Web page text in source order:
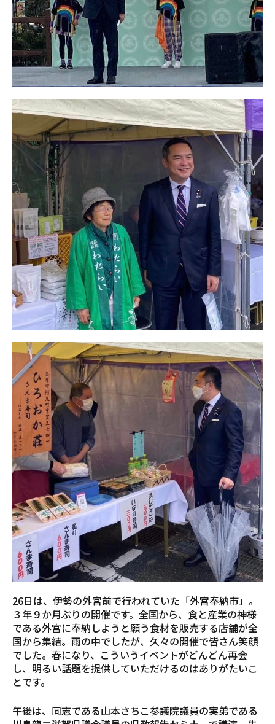
26日は、伊勢の外宮前で行われていた「外宮奉納市」。
３年９か月ぶりの開催です。全国から、食と産業の神様
である外宮に奉納しようと願う食材を販売する店舗が全
国から集結。雨の中でしたが、久々の開催で皆さん笑顔
でした。春になり、こういうイベントがどんどん再会
し、明るい話題を提供していただけるのはありがたいこ
とです。
午後は、同志である山本さちこ参議院議員の実弟である